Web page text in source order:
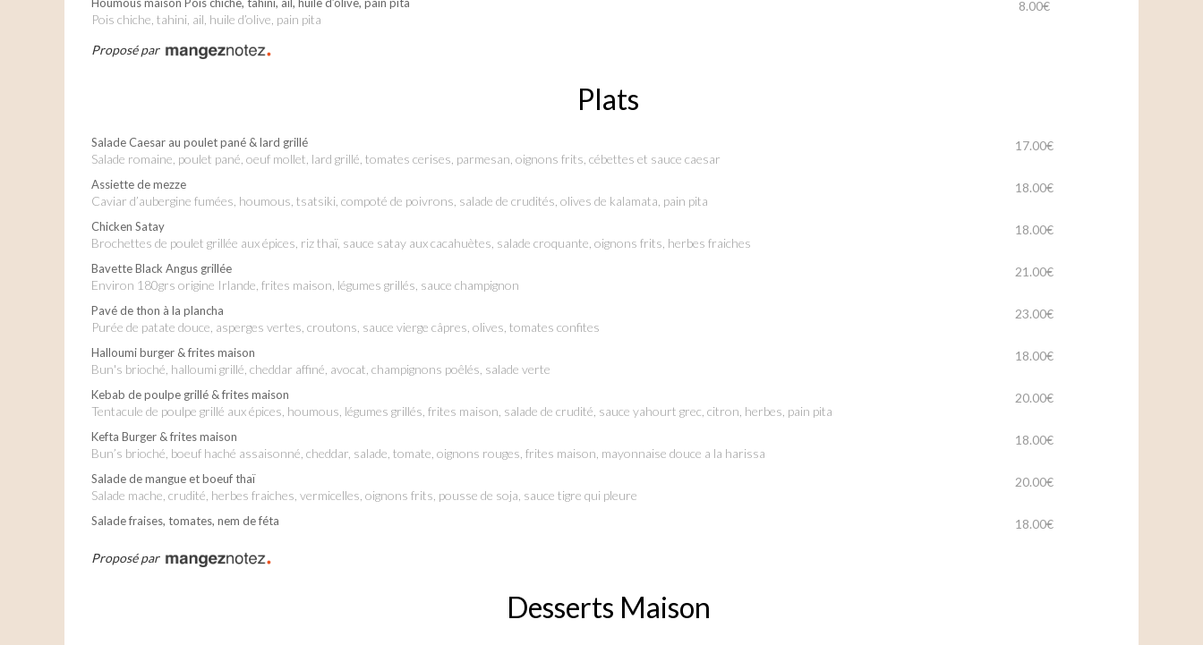
Pois chiche, tahini, ail, huile d’olive, pain pita
8.00€
Proposé par
Plats
Salade Caesar au poulet pané & lard grillé
salade romaine, poulet pané, oeuf mollet, lard grillé, tomates cerises, parmesan, oignons frits, cébettes et sauce caesar
17.00€
Assiette de mezze
Caviar d’aubergine fumées, houmous, tsatsiki, compoté de poivrons, salade de crudités, olives de kalamata, pain pita
18.00€
Chicken Satay
Brochettes de poulet grillée aux épices, riz thaï, sauce satay aux cacahuètes, salade croquante, oignons frits, herbes fraiches
18.00€
Bavette Black Angus grillée
Environ 180grs origine Irlande, frites maison, légumes grillés, sauce champignon
21.00€
Pavé de thon à la plancha
Purée de patate douce, asperges vertes, croutons, sauce vierge câpres, olives, tomates confites
23.00€
Halloumi burger & frites maison
bun's brioché, halloumi grillé, cheddar affiné, avocat, champignons poêlés, salade verte
18.00€
Kebab de poulpe grillé & frites maison
Tentacule de poulpe grillé aux épices, houmous, légumes grillés, frites maison, salade de crudité, sauce yahourt grec, citron, herbes, pain pita
20.00€
Kefta Burger & frites maison
Bun’s brioché, boeuf haché assaisonné, cheddar, salade, tomate, oignons rouges, frites maison, mayonnaise douce a la harissa
18.00€
Salade de mangue et boeuf thaï
salade mache, crudité, herbes fraiches, vermicelles, oignons frits, pousse de soja, sauce tigre qui pleure
20.00€
Salade fraises, tomates, nem de féta 18.00€
Proposé par
Desserts Maison